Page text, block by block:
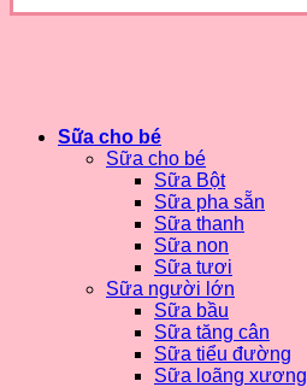
Sữa cho bé
Sữa cho bé
Sữa Bột
Sữa pha sẵn
Sữa thanh
Sữa non
Sữa tươi
Sữa người lớn
Sữa bầu
Sữa tăng cân
Sữa tiểu đường
Sữa loãng xương